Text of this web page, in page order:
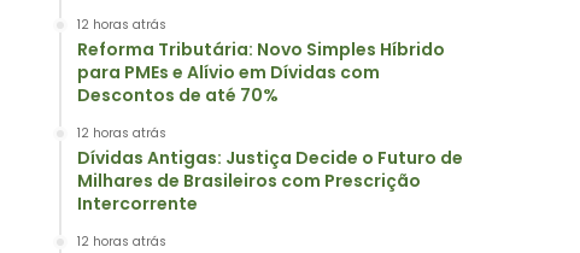
12 horas atrás
Reforma Tributária: Novo Simples Híbrido
para PMEs e Alívio em Dívidas com
Descontos de até 70%
12 horas atrás
Dívidas Antigas: Justiça Decide o Futuro de
Milhares de Brasileiros com Prescrição
Intercorrente
12 horas atrás